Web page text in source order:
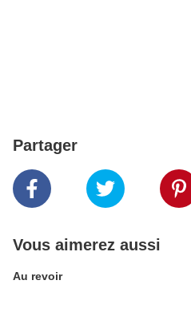
Partager
Vous aimerez aussi
Au revoir